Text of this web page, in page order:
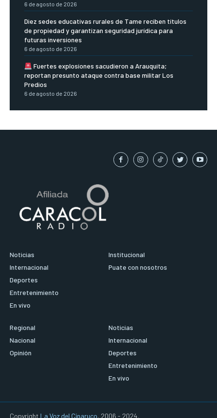
6 de agosto de 2026
Diez sedes educativas rurales de Tame reciben títulos
de propiedad y garantizan seguridad jurídica para
futuras inversiones
6 de agosto de 2026
Fuertes explosiones sacudieron a Arauquita;
reportan presunto ataque contra base militar Los
Predios
6 de agosto de 2026
Noticias
Internacional
Deportes
Entretenimiento
En vivo
Institucional
Puate con nosotros
Regional
Nacional
Opinión
Noticias
Internacional
Deportes
Entretenimiento
En vivo
Copyright La Voz del Cinaruco, 2006 - 2024.